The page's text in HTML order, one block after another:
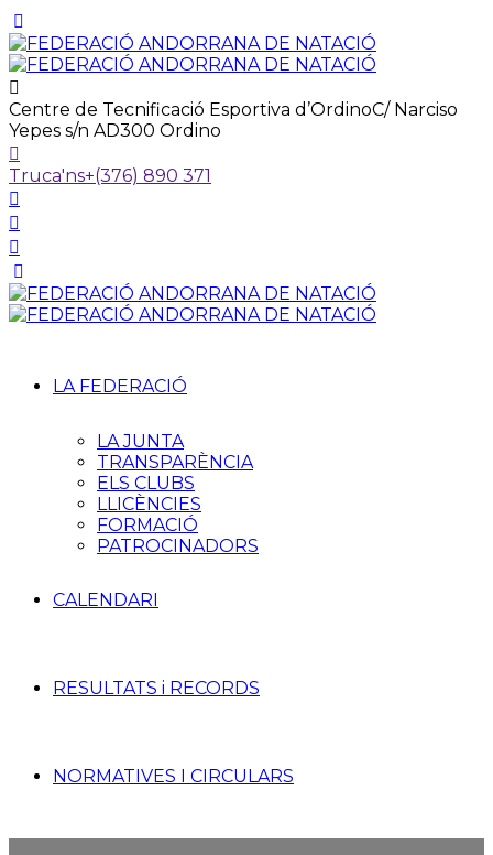
Centre de Tecnificació Esportiva d’OrdinoC/ Narciso
Yepes s/n AD300 Ordino
Truca'ns+(376) 890 371
LA FEDERACIÓ
LA JUNTA
TRANSPARÈNCIA
ELS CLUBS
LLICÈNCIES
FORMACIÓ
PATROCINADORS
CALENDARI
RESULTATS i RECORDS
NORMATIVES I CIRCULARS